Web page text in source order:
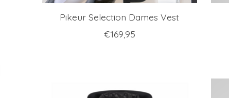
Pikeur Selection Dames Vest
€169,95